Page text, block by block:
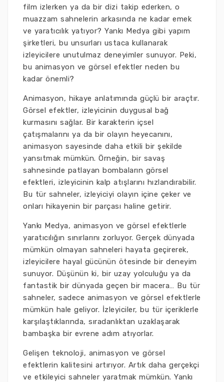
film izlerken ya da bir dizi takip ederken, o
muazzam sahnelerin arkasında ne kadar emek
ve yaratıcılık yatıyor? Yankı Medya gibi yapım
şirketleri, bu unsurları ustaca kullanarak
izleyicilere unutulmaz deneyimler sunuyor. Peki,
bu animasyon ve görsel efektler neden bu
kadar önemli?
Animasyon, hikaye anlatımında güçlü bir araçtır.
Görsel efektler, izleyicinin duygusal bağ
kurmasını sağlar. Bir karakterin içsel
çatışmalarını ya da bir olayın heyecanını,
animasyon sayesinde daha etkili bir şekilde
yansıtmak mümkün. Örneğin, bir savaş
sahnesinde patlayan bombaların görsel
efektleri, izleyicinin kalp atışlarını hızlandırabilir.
Bu tür sahneler, izleyiciyi olayın içine çeker ve
onları hikayenin bir parçası haline getirir.
Yankı Medya, animasyon ve görsel efektlerle
yaratıcılığın sınırlarını zorluyor. Gerçek dünyada
mümkün olmayan sahneleri hayata geçirerek,
izleyicilere hayal gücünün ötesinde bir deneyim
sunuyor. Düşünün ki, bir uzay yolculuğu ya da
fantastik bir dünyada geçen bir macera… Bu tür
sahneler, sadece animasyon ve görsel efektlerle
mümkün hale geliyor. İzleyiciler, bu tür içeriklerle
karşılaştıklarında, sıradanlıktan uzaklaşarak
bambaşka bir evrene adım atıyorlar.
Gelişen teknoloji, animasyon ve görsel
efektlerin kalitesini artırıyor. Artık daha gerçekçi
ve etkileyici sahneler yaratmak mümkün. Yankı